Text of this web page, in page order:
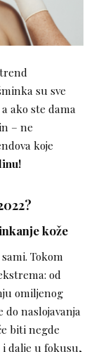
su sve
ako ste dama
– ne
koje
kože
Tokom
od
omiljenog
do naslojavanja
biti negde
i dalje u fokusu,